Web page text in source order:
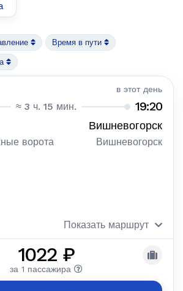
Время в пути
в этот день
≈ 3 ч. 15 мин. 19:20
Вишневогорск
ворота
Вишневогорск
Показать маршрут
1022 ₽
за 1 пассажира